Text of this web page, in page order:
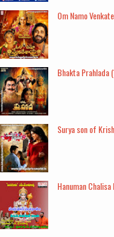
Om Namo
Bhakta Prahlada
Surya son of
Hanuman Chalisa